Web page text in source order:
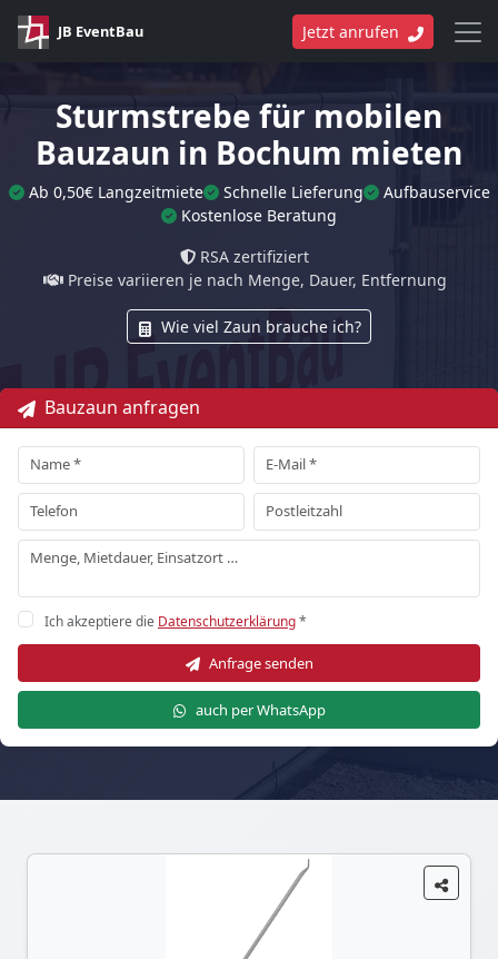
JB EventBau Jetzt anrufen
Sturmstrebe für mobilen
Bauzaun in Bochum mieten
Ab 0,50€ Langzeitmiete Schnelle Lieferung
Aufbauservice
Kostenlose Beratung
RSA zertifiziert
Preise variieren je nach Menge, Dauer, Entfernung
Wie viel Zaun brauche ich?
Bauzaun anfragen
Ich akzeptiere die Datenschutzerklärung*
Anfrage senden
auch per WhatsApp